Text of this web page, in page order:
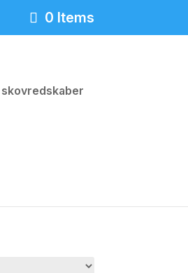
0 Items